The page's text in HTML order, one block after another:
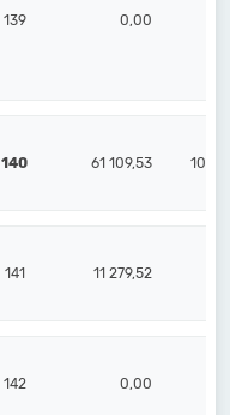
139 0,00
140 61 109,53 100
141 11 279,52
142 0,00